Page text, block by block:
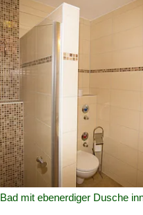
Bad mit ebenerdiger Dusche